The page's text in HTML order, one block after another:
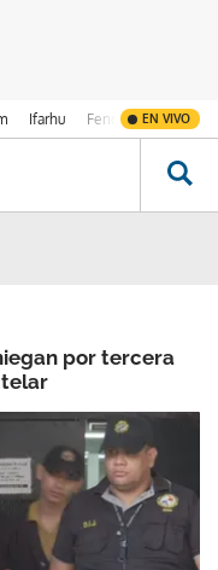
Ifarhu Fenómeno de El
EN VIVO
por tercera